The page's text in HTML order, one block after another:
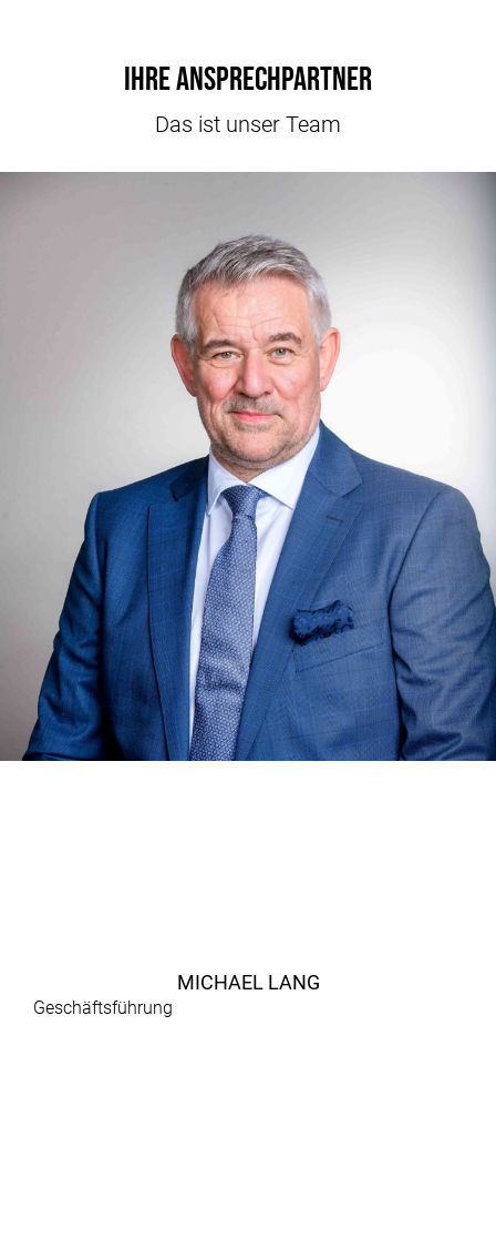
Ihre Ansprechpartner
Das ist unser Team
MICHAEL LANG
Geschäftsführung